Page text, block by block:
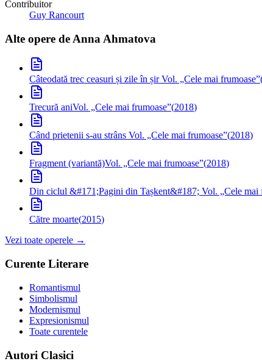
Contribuitor
Guy Rancourt
Alte opere de Anna Ahmatova
Câteodată trec ceasuri și zile în șirVol. „Cele mai frumoase”
Trecură aniVol. „Cele mai frumoase”(2018)
Când prietenii s-au strâns Vol. „Cele mai frumoase”(2018)
Fragment (variantă)Vol. „Cele mai frumoase”(2018)
Din ciclul &#171;Pagini din Tașkent&#187; Vol. „Cele mai
Către moarte(2015)
Vezi toate operele →
Curente Literare
Romantismul
Simbolismul
Modernismul
Expresionismul
Toate curentele
Autori Clasici